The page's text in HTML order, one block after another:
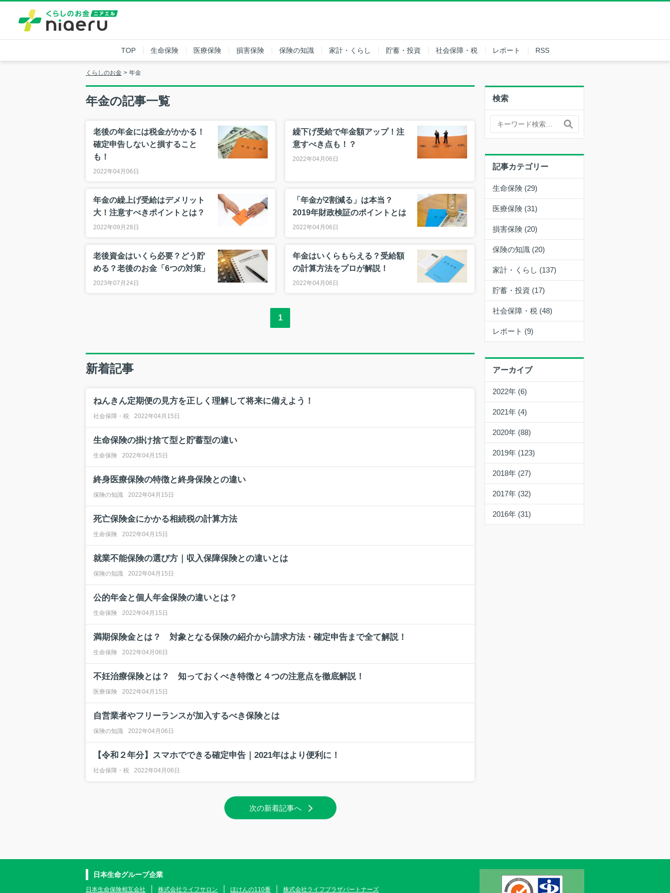
TOP 生命保険 医療保険 損害保険 保険の知識 家計・くらし 貯蓄・投資 社会保障・税 レポート RSS
くらしのお金 年金
年金の記事一覧
老後の年金には税金がかかる！
確定申告しないと損すること
も！
2022年04月06日
繰下げ受給で年金額アップ！注
意すべき点も！？
2022年04月06日
年金の繰上げ受給はデメリット
大！注意すべきポイントとは？
2022年09月28日
「年金が2割減る」は本当？
2019年財政検証のポイントとは
2022年04月06日
老後資金はいくら必要？どう貯
める？老後のお金「6つの対策」
2023年07月24日
年金はいくらもらえる？受給額
の計算方法をプロが解説！
2022年04月06日
1
新着記事
ねんきん定期便の見方を正しく理解して将来に備えよう！
社会保障・税 2022年04月15日
生命保険の掛け捨て型と貯蓄型の違い
生命保険 2022年04月15日
終身医療保険の特徴と終身保険との違い
保険の知識 2022年04月15日
死亡保険金にかかる相続税の計算方法
生命保険 2022年04月15日
就業不能保険の選び方｜収入保障保険との違いとは
保険の知識 2022年04月15日
公的年金と個人年金保険の違いとは？
生命保険 2022年04月15日
満期保険金とは？ 対象となる保険の紹介から請求方法・確定申告まで全て解説！
生命保険 2022年04月06日
不妊治療保険とは？ 知っておくべき特徴と４つの注意点を徹底解説！
医療保険 2022年04月15日
自営業者やフリーランスが加入するべき保険とは
保険の知識 2022年04月06日
【令和２年分】スマホでできる確定申告｜2021年はより便利に！
社会保障・税 2022年04月06日
次の新着記事へ
検索
記事カテゴリー
生命保険 (29)
医療保険 (31)
損害保険 (20)
保険の知識 (20)
家計・くらし (137)
貯蓄・投資 (17)
社会保障・税 (48)
レポート (9)
アーカイブ
2022年 (6)
2021年 (4)
2020年 (88)
2019年 (123)
2018年 (27)
2017年 (32)
2016年 (31)
日本生命グループ企業
日本生命保険相互会社 株式会社ライフサロン ほけんの110番 株式会社ライフプラザパートナーズ